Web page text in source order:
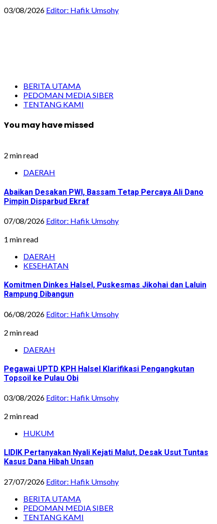
03/08/2026 Editor: Hafik Umsohy
BERITA UTAMA
PEDOMAN MEDIA SIBER
TENTANG KAMI
You may have missed
2 min read
DAERAH
Abaikan Desakan PWI, Bassam Tetap Percaya Ali Dano
Pimpin Disparbud Ekraf
07/08/2026 Editor: Hafik Umsohy
1 min read
DAERAH
KESEHATAN
Komitmen Dinkes Halsel, Puskesmas Jikohai dan Laluin
Rampung Dibangun
06/08/2026 Editor: Hafik Umsohy
2 min read
DAERAH
Pegawai UPTD KPH Halsel Klarifikasi Pengangkutan
Topsoil ke Pulau Obi
03/08/2026 Editor: Hafik Umsohy
2 min read
HUKUM
LIDIK Pertanyakan Nyali Kejati Malut, Desak Usut Tuntas
Kasus Dana Hibah Unsan
27/07/2026 Editor: Hafik Umsohy
BERITA UTAMA
PEDOMAN MEDIA SIBER
TENTANG KAMI